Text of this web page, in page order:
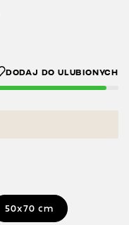
50x70 cm